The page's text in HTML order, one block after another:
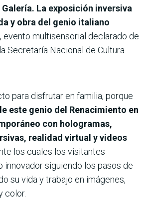
La exposición inversiva
y obra del genio italiano
, evento multisensorial declarado de
Secretaría Nacional de Cultura.
para disfrutar en familia, porque
este genio del Renacimiento en
con hologramas,
realidad virtual y videos
los cuales los visitantes
innovador siguiendo los pasos de
su vida y trabajo en imágenes,
color.